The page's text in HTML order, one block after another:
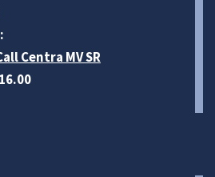
Centra MV SR